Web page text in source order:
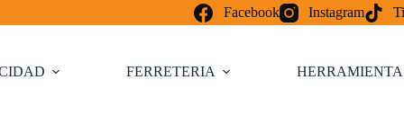
Facebook Instagram
FERRETERIA